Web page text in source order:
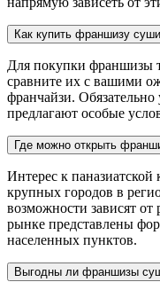
Как купить франшизу
Для покупки франшизы
сравните их с вашими
франчайзи.
предлагают особые
Где можно открыть
Интерес к паназиатской
крупных городов в
возможности зависят
рынке представлены
населенных пунктов.
Выгодны ли франшизы